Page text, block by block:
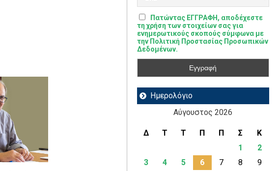
Πατώντας ΕΓΓΡΑΦΗ, αποδέχεστε
τη χρήση των στοιχείων σας για
ενημερωτικούς σκοπούς σύμφωνα με
την Πολιτική Προστασίας Προσωπικών
Δεδομένων.
Ημερολόγιο
Αύγουστος 2026
Δ Τ Τ Π Π Σ
Κ
1
2
3
4 5 6 7 8
9